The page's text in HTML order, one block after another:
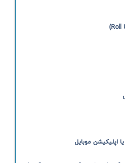
اپلیکیشن موبایل